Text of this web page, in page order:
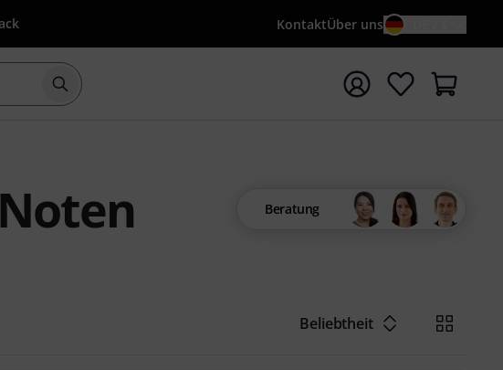
KontaktÜber uns
Suche mit Suchwort {searchTerm} starten
Beratung
Beliebtheit